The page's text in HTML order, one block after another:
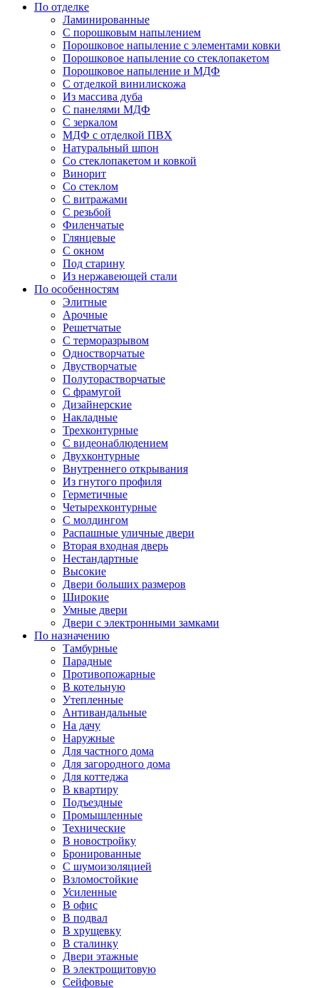
По отделке
Ламинированные
С порошковым напылением
Порошковое напыление с элементами ковки
Порошковое напыление со стеклопакетом
Порошковое напыление и МДФ
С отделкой винилискожа
Из массива дуба
С панелями МДФ
С зеркалом
МДФ с отделкой ПВХ
Натуральный шпон
Со стеклопакетом и ковкой
Винорит
Со стеклом
С витражами
С резьбой
Филенчатые
Глянцевые
С окном
Под старину
Из нержавеющей стали
По особенностям
Элитные
Арочные
Решетчатые
С терморазрывом
Одностворчатые
Двустворчатые
Полуторастворчатые
С фрамугой
Дизайнерские
Накладные
Трехконтурные
С видеонаблюдением
Двухконтурные
Внутреннего открывания
Из гнутого профиля
Герметичные
Четырехконтурные
С молдингом
Распашные уличные двери
Вторая входная дверь
Нестандартные
Высокие
Двери больших размеров
Широкие
Умные двери
Двери с электронными замками
По назначению
Тамбурные
Парадные
Противопожарные
В котельную
Утепленные
Антивандальные
На дачу
Наружные
Для частного дома
Для загородного дома
Для коттеджа
В квартиру
Подъездные
Промышленные
Технические
В новостройку
Бронированные
С шумоизоляцией
Взломостойкие
Усиленные
В офис
В подвал
В хрущевку
В сталинку
Двери этажные
В электрощитовую
Сейфовые